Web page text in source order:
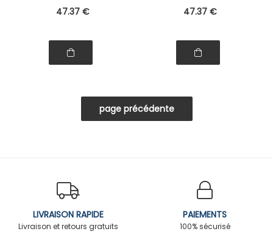
47.37 € 47.37 €
LIVRAISON RAPIDE
Livraison et retours gratuits
PAIEMENTS
100% sécurisé